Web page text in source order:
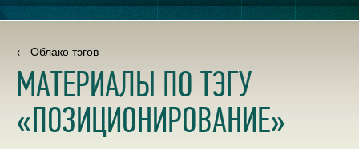
← Облако тэгов
МАТЕРИАЛЫ ПО ТЭГУ
«ПОЗИЦИОНИРОВАНИЕ»